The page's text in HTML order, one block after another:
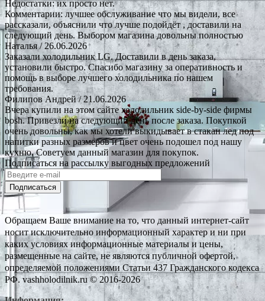
Недостатки: их просто нет.
Комментарии: лучшее обслуживание что мы видели, все
рассказали, объяснили что лучше подойдёт , доставили на
следующий день. Выбором магазина довольны полностью
Наталья/ 26.06.2026
Заказали холодильник LG. Доставили в день заказа,
установили быстро. Спасибо магазину за оперативность и
помощь в выборе лучшего холодильника по нашем
требования.
Филипов Андрей/ 21.06.2026
Вчера купили на этом сайте холодильник side-by-side фирмы
bosh. Привезли на следующий день после заказа. Покупкой
очень довольны, как мы хотели выкидывает в стакан лед под
напитки разных размеров и цвет очень подошел под нашу
кухню. Советуем данный магазин для покупок.
Подписаться на рассылку выгодных предложений
Подписаться
Обращаем Ваше внимание на то, что данный интернет-сайт
носит исключительно информационный характер и ни при
каких условиях информационные материалы и цены,
размещенные на сайте, не являются публичной офертой,
определяемой положениями Статьи 437 Гражданского кодекса
РФ. vashholodilnik.ru © 2016-2026